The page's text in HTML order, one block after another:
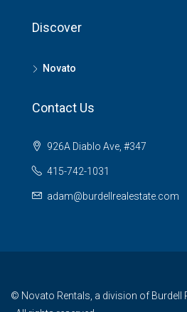
Discover
Novato
Contact Us
926A Diablo Ave, #347
415-742-1031
adam@burdellrealestate.com
© Novato Rentals, a division of Burdell